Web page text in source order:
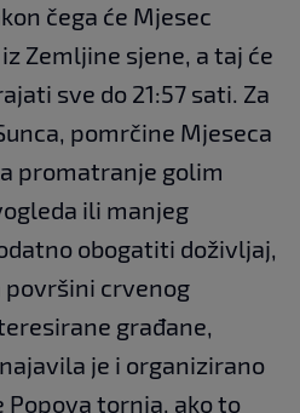
čega će Mjesec
Zemljine sjene, a taj će
sve do 21:57 sati. Za
pomrčine Mjeseca
promatranje golim
ili manjeg
obogatiti doživljaj,
crvenog
građane,
je i organizirano
tornja, ako to